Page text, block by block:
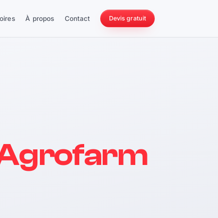
À propos Contact Devis gratuit
228 Nm